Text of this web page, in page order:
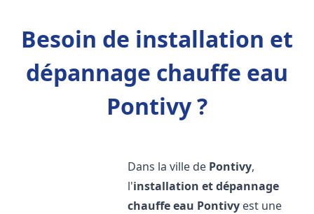
Besoin de installation et
dépannage chauffe eau
Pontivy ?
Dans la ville de Pontivy,
l'installation et dépannage
chauffe eau Pontivy est une